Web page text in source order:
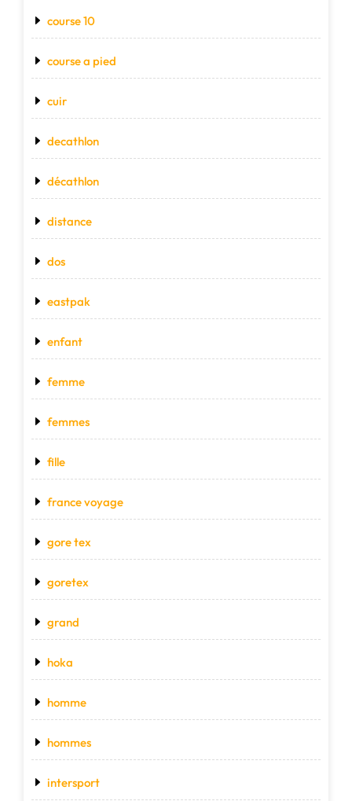
course 10
course a pied
cuir
decathlon
décathlon
distance
dos
eastpak
enfant
femme
femmes
fille
france voyage
gore tex
goretex
grand
hoka
homme
hommes
intersport